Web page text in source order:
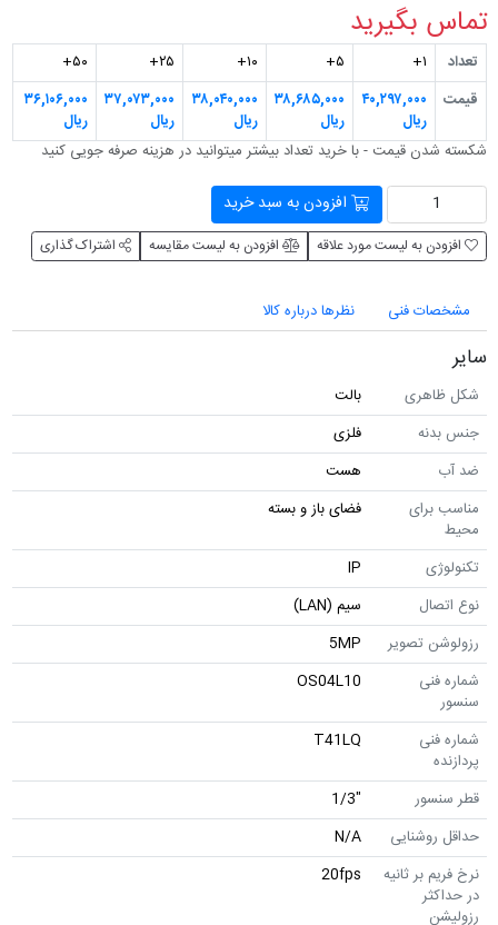
تماس بگیرید
شکسته شدن قیمت - با خرید تعداد بیشتر می‎توانید در هزینه صرفه جویی کنید
تعداد ۱+ ۵+ ۱۰+ ۲۵+
۵۰+
قیمت
۴۰,۲۹۷,۰۰۰
ریال
۳۸,۶۸۵,۰۰۰
ریال
۳۸,۰۴۰,۰۰۰
ریال
۳۷,۰۷۳,۰۰۰
ریال
۳۶,۱۰۶,۰۰۰
ریال
افزودن به سبد خرید
افزودن به لیست مورد علاقه افزودن به لیست مقایسه اشتراک گذاری
مشخصات فنی نظرها درباره کالا
سایر
شکل ظاهری
بالت
جنس بدنه
فلزی
ضد آب
هست
مناسب برای
محیط
فضای باز و بسته
تکنولوژی
IP
نوع اتصال
سیم (LAN)
رزولوشن تصویر
5MP
شماره فنی
سنسور
OS04L10
شماره فنی
پردازنده
T41LQ
قطر سنسور
"1/3
حداقل روشنایی
N/A
نرخ فریم بر ثانیه
در حداکثر
رزولیشن
20fps